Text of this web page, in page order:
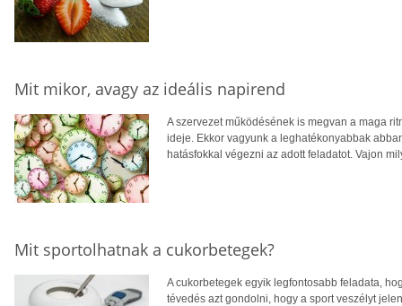
Mit mikor, avagy az ideális napirend
A szervezet működésének is megvan a maga
ideje. Ekkor vagyunk a leghatékonyabbak
hatásfokkal végezni az adott feladatot. Vajon
Mit sportolhatnak a cukorbetegek?
A cukorbetegek egyik legfontosabb feladata,
tévedés azt gondolni, hogy a sport veszélyt